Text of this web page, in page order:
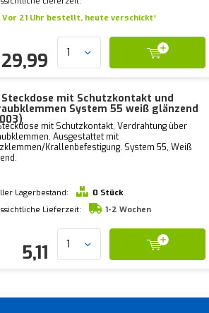
Vor 21 Uhr bestellt, heute verschickt*
29,99
Steckdose mit Schutzkontakt und
System 55 weiß glänzend
mit Schutzkontakt, Verdrahtung über
Ausgestattet mit
Krallenbefestigung. System 55, Weiß
Lagerbestand:
0 Stück
Lieferzeit:
1-2 Wochen
5,11